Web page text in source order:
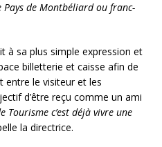
de Montbéliard ou franc-
à sa plus simple expression et
billetterie et caisse afin de
entre le visiteur et les
d’être reçu comme un ami
Tourisme c’est déjà vivre une
la directrice.